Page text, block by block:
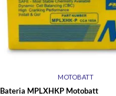
MOTOBATT
Bateria MPLXHKP Motobatt